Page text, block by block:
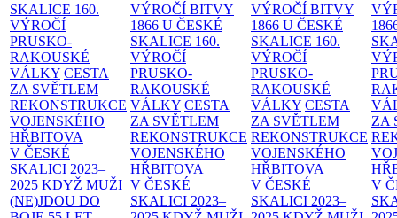
SKALICE 160.
VÝROČÍ
PRUSKO-
RAKOUSKÉ
VÁLKY CESTA
ZA SVĚTLEM
REKONSTRUKCE
VOJENSKÉHO
HŘBITOVA
V ČESKÉ
SKALICI 2023–
2025 KDYŽ MUŽI
(NE)JDOU DO
VÝROČÍ BITVY
1866 U ČESKÉ
SKALICE 160.
VÝROČÍ
PRUSKO-
RAKOUSKÉ
VÁLKY CESTA
ZA SVĚTLEM
REKONSTRUKCE
VOJENSKÉHO
HŘBITOVA
V ČESKÉ
SKALICI 2023–
VÝROČÍ BITVY
1866 U ČESKÉ
SKALICE 160.
VÝROČÍ
PRUSKO-
RAKOUSKÉ
VÁLKY CESTA
ZA SVĚTLEM
REKONSTRUKCE
VOJENSKÉHO
HŘBITOVA
V ČESKÉ
SKALICI 2023–
ZA
V